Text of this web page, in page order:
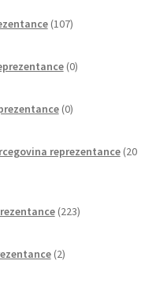
107izdelkov
0izdelkov
0izdelkov
reprezentance 20
223izdelkov
2izdelka